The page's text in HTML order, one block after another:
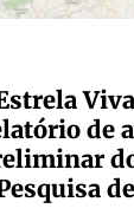
de